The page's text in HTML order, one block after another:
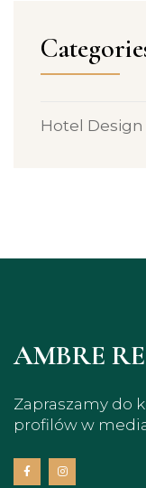
Hotel Design
AMBRE
Zapraszamy do
profilów w